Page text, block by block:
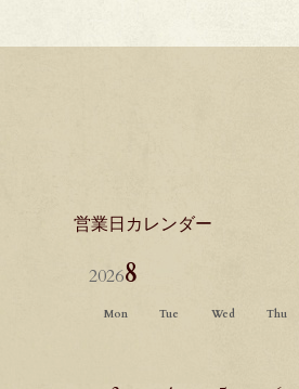
営業日カレンダー
20268
Mon Tue Wed Thu